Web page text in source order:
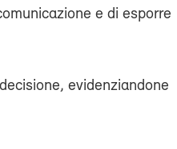
e di esporre
evidenziandone